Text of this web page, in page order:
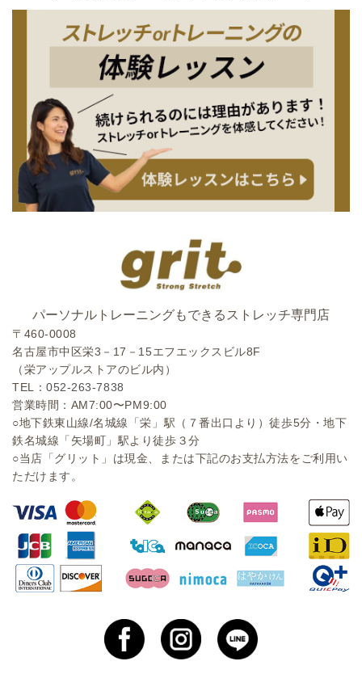
パーソナルトレーニングもできるストレッチ専門店
〒460-0008
名古屋市中区栄3－17－15エフエックスビル8F
（栄アップルストアのビル内）
TEL：052-263-7838
営業時間：AM7:00〜PM9:00
○地下鉄東山線/名城線「栄」駅（７番出口より）徒歩5分・地下
鉄名城線「矢場町」駅より徒歩３分
○当店「グリット」は現金、または下記のお支払方法をご利用い
ただけます。